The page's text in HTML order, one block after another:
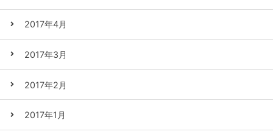
2017年4月
2017年3月
2017年2月
2017年1月